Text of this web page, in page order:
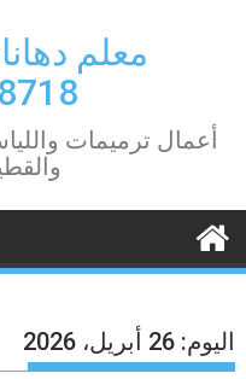
معلم
أعمال ترميمات
اليوم:26 أبريل، 2026